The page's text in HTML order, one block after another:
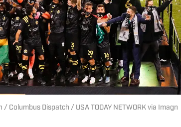
Dispatch / USA TODAY NETWORK via Imagn